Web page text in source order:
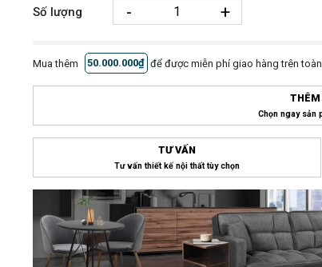
Số lượng - +
Mua thêm 50.000.000₫ để được miễn phí giao hàng trên
THÊM
Chọn ngay sản
TƯ VẤN
Tư vấn thiết kế nội thất tùy chọn